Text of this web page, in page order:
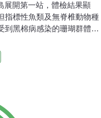
展開第一站，體檢結果顯
指標性魚類及無脊椎動物種
到黑棉病感染的珊瑚群體。
可進行調查，因此調查團
、柴口，以及公館鼻進行調
屬「低度」衝擊指數。珊
度皆有15-20米，但指標性